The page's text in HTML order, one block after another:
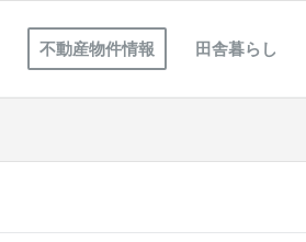
不動産物件情報 田舎暮らし